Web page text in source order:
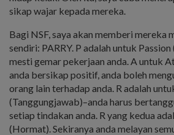
sikap wajar kepada mereka.
Bagi NSF, saya akan memberi mereka
sendiri: PARRY. P adalah untuk
mesti gemar pekerjaan anda. A untuk
anda bersikap positif, anda boleh
orang lain terhadap anda. R adalah
(Tanggungjawab)–anda harus
setiap tindakan anda. R yang kedua
(Hormat). Sekiranya anda melayan